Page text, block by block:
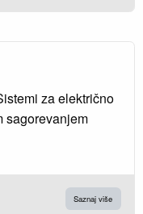
za električno
sagorevanjem
Saznaj više